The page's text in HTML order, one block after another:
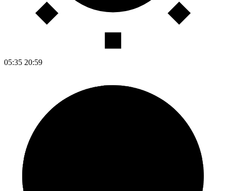
05:35 20:59